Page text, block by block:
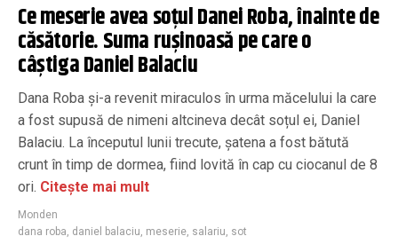
Ce meserie avea soțul Danei Roba, înainte de
căsătorie. Suma rușinoasă pe care o
câștiga Daniel Balaciu
Dana Roba și-a revenit miraculos în urma măcelului la care
a fost supusă de nimeni altcineva decât soțul ei, Daniel
Balaciu. La începutul lunii trecute, șatena a fost bătută
crunt în timp de dormea, fiind lovită în cap cu ciocanul de 8
ori. Citește mai mult
Monden
dana roba, daniel balaciu, meserie, salariu, sot